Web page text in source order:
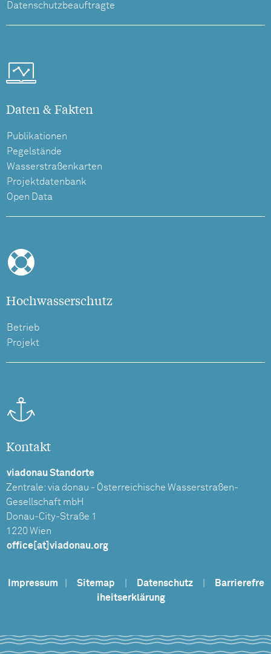
Datenschutzbeauftragte
Daten & Fakten
Publikationen
Pegelstände
Wasserstraßenkarten
Projektdatenbank
Open Data
Hochwasserschutz
Betrieb
Projekt
Kontakt
viadonau Standorte
Zentrale: via donau - Österreichische Wasserstraßen-
Gesellschaft mbH
Donau-City-Straße 1
1220 Wien
office[at]viadonau.org
Impressum Sitemap Datenschutz
Barrierefre
iheitserklärung